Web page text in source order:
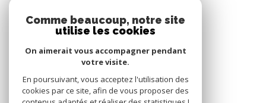
Nous suivre
Comme beaucoup, notre site
utilise les cookies
On aimerait vous accompagner pendant
votre visite.
En poursuivant, vous acceptez l'utilisation des
cookies par ce site, afin de vous proposer des